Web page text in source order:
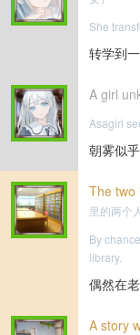
She
转学到
A girl
Asagiri
朝雾似
The two
里的两个
By
library.
偶然在
A story